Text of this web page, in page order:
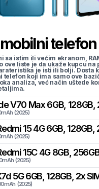
telefon
sa istim ili većim ekranom,
ove liste je da ukaže kupcu na
je isti ili bolji. Dosta
koji ima samo ove
analiza, već način uštede
V70 Max 6GB, 128GB,
mAh (2025)
15 4G 6GB, 128GB,
mAh (2025)
15C 4G 8GB,
mAh (2025)
5G 6GB, 128GB, 2x
mAh (2025)